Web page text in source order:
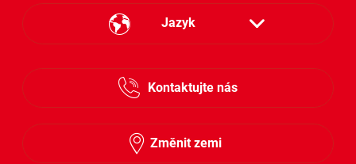
Jazyk
Česky
Kontaktujte nás
Změnit zemi